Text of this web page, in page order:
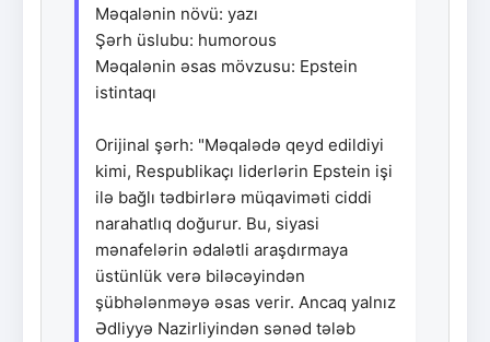
Məqalənin növü: yazı
Şərh üslubu: humorous
Məqalənin əsas mövzusu: Epstein
istintaqı
Orijinal şərh: "Məqalədə qeyd edildiyi
kimi, Respublikaçı liderlərin Epstein işi
ilə bağlı tədbirlərə müqaviməti ciddi
narahatlıq doğurur. Bu, siyasi
mənafelərin ədalətli araşdırmaya
üstünlük verə biləcəyindən
şübhələnməyə əsas verir. Ancaq yalnız
Ədliyyə Nazirliyindən sənəd tələb